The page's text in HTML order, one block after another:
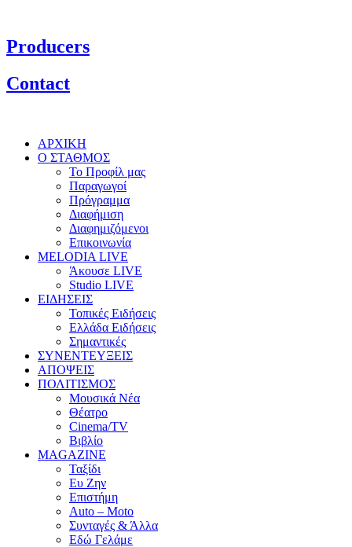
Producers
Contact
ΑΡΧΙΚΗ
Ο ΣΤΑΘΜΟΣ
Το Προφίλ μας
Παραγωγοί
Πρόγραμμα
Διαφήμιση
Διαφημιζόμενοι
Επικοινωνία
MELODIA LIVE
Άκουσε LIVE
Studio LIVE
ΕΙΔΗΣΕΙΣ
Τοπικές Ειδήσεις
Ελλάδα Ειδήσεις
Σημαντικές
ΣΥΝΕΝΤΕΥΞΕΙΣ
ΑΠΟΨΕΙΣ
ΠΟΛΙΤΙΣΜΟΣ
Μουσικά Νέα
Θέατρο
Cinema/TV
Βιβλίο
MAGAZINE
Ταξίδι
Ευ Ζην
Επιστήμη
Auto – Moto
Συνταγές & Άλλα
Εδώ Γελάμε